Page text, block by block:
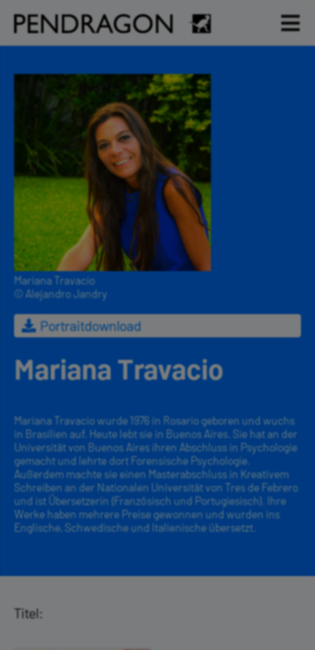
Mariana Travacio
© Alejandro Jandry
Portraitdownload
Mariana Travacio
Mariana Travacio wurde 1976 in Rosario geboren und wuchs
in Brasilien auf. Heute lebt sie in Buenos Aires. Sie hat an der
Universität von Buenos Aires ihren Abschluss in Psychologie
gemacht und lehrte dort Forensische Psychologie.
Außerdem machte sie einen Masterabschluss in Kreativem
Schreiben an der Nationalen Universität von Tres de Febrero
und ist Übersetzerin (Französisch und Portugiesisch). Ihre
Werke haben mehrere Preise gewonnen und wurden ins
Englische, Schwedische und Italienische übersetzt.
Titel: